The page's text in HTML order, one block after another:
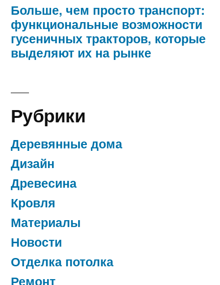
Больше, чем просто транспорт:
функциональные возможности
гусеничных тракторов, которые
выделяют их на рынке
Рубрики
Деревянные дома
Дизайн
Древесина
Кровля
Материалы
Новости
Отделка потолка
Ремонт